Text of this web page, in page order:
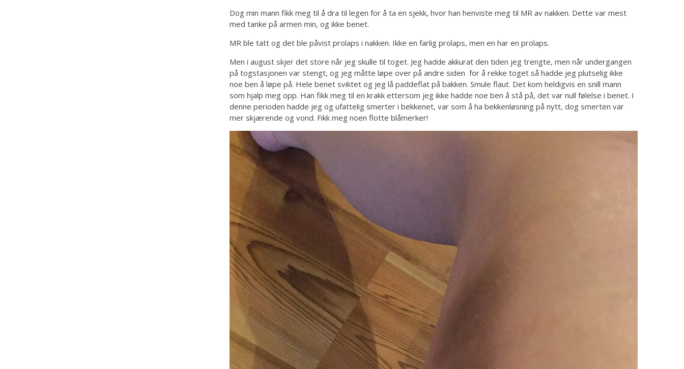
Dog min mann fikk meg til å dra til legen for å ta en sjekk, hvor han henviste meg til MR av nakken. Dette var mest
med tanke på armen min, og ikke benet.
MR ble tatt og det ble påvist prolaps i nakken. Ikke en farlig prolaps, men en har en prolaps.
Men i august skjer det store når jeg skulle til toget. Jeg hadde akkurat den tiden jeg trengte, men når undergangen
på togstasjonen var stengt, og jeg måtte løpe over på andre siden for å rekke toget så hadde jeg plutselig ikke
noe ben å løpe på. Hele benet sviktet og jeg lå paddeflat på bakken. Smule flaut. Det kom heldigvis en snill mann
som hjalp meg opp. Han fikk meg til en krakk ettersom jeg ikke hadde noe ben å stå på, det var null følelse i benet. I
denne perioden hadde jeg og ufattelig smerter i bekkenet, var som å ha bekkenløsning på nytt, dog smerten var
mer skjærende og vond. Fikk meg noen flotte blåmerker!